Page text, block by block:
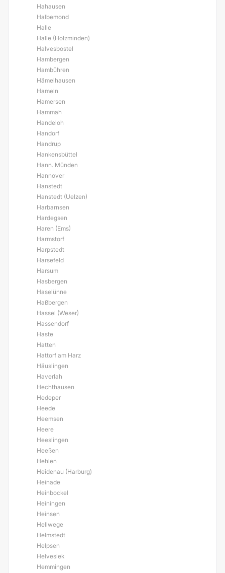
Hahausen
Halbemond
Halle
Halle (Holzminden)
Halvesbostel
Hambergen
Hambühren
Hämelhausen
Hameln
Hamersen
Hammah
Handeloh
Handorf
Handrup
Hankensbüttel
Hann. Münden
Hannover
Hanstedt
Hanstedt (Uelzen)
Harbarnsen
Hardegsen
Haren (Ems)
Harmstorf
Harpstedt
Harsefeld
Harsum
Hasbergen
Haselünne
Haßbergen
Hassel (Weser)
Hassendorf
Haste
Hatten
Hattorf am Harz
Häuslingen
Haverlah
Hechthausen
Hedeper
Heede
Heemsen
Heere
Heeslingen
Heeßen
Hehlen
Heidenau (Harburg)
Heinade
Heinbockel
Heiningen
Heinsen
Hellwege
Helmstedt
Helpsen
Helvesiek
Hemmingen